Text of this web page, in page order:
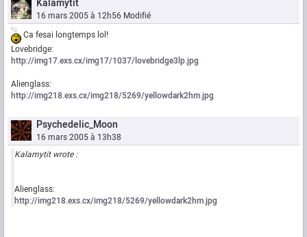
Kalamytit
16 mars 2005 à 12h56 Modifié
Ca fesai longtemps lol!
Lovebridge:
http://img17.exs.cx/img17/1037/lovebridge3lp.jpg
Alienglass:
http://img218.exs.cx/img218/5269/yellowdark2hm.jpg
Psychedelic_Moon
16 mars 2005 à 13h38
Kalamytit wrote :
Alienglass:
http://img218.exs.cx/img218/5269/yellowdark2hm.jpg